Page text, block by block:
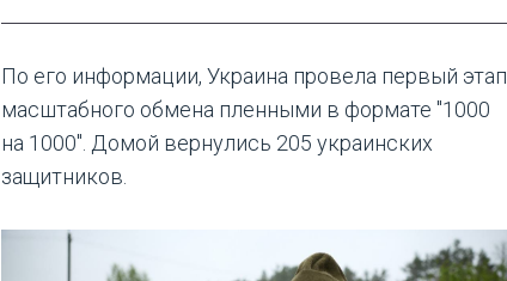
По его информации, Украина провела первый этап
масштабного обмена пленными в формате "1000
на 1000". Домой вернулись 205 украинских
защитников.